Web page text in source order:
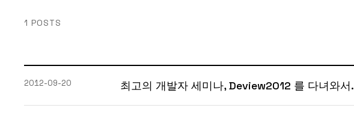
1 POSTS
2012-09-20 최고의 개발자 세미나, Deview2012 를 다녀와서.